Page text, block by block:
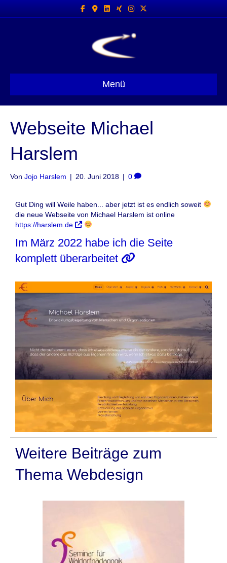
FacebookGoogle-maps
Linkedin
Xing InstagramX-twitter
Menü
Webseite Michael
Harslem
Von Jojo Harslem | 20. Juni 2018 | 0
Gut Ding will Weile haben... aber jetzt ist es endlich soweit
die neue Webseite von Michael Harslem ist online
https://harslem.de
Im März 2022 habe ich die Seite
komplett überarbeitet
Weitere Beiträge zum
Thema Webdesign